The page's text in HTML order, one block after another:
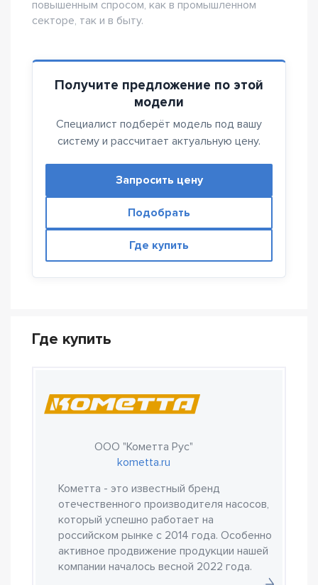
повышенным спросом, как в промышленном
секторе, так и в быту.
Получите предложение по этой
модели
Специалист подберёт модель под вашу
систему и рассчитает актуальную цену.
Запросить цену
Подобрать
Где купить
Где купить
ООО "Кометта Рус"
kometta.ru
Кометта - это известный бренд
отечественного производителя насосов,
который успешно работает на
российском рынке с 2014 года. Особенно
активное продвижение продукции нашей
компании началось весной 2022 года.